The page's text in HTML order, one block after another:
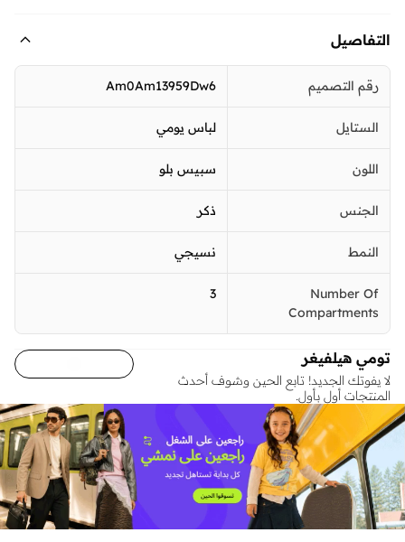
التفاصيل
رقم التصميم Am0Am13959Dw6
الستايل لباس يومي
اللون سبيس بلو
الجنس ذكر
النمط نسيجي
Number Of
Compartments
3
تومي هيلفيغر
لا يفوتك الجديد! تابع الحين وشوف أحدث
المنتجات أول بأول.